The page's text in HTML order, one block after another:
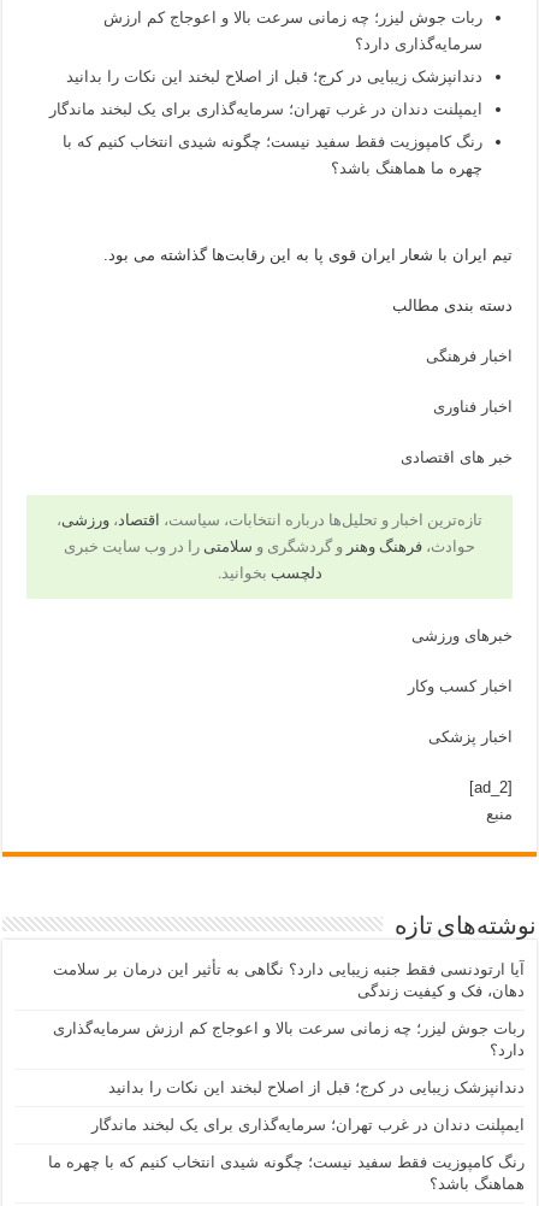
ربات جوش لیزر؛ چه زمانی سرعت بالا و اعوجاج کم ارزش
سرمایه‌گذاری دارد؟
دندانپزشک زیبایی در کرج؛ قبل از اصلاح لبخند این نکات را بدانید
ایمپلنت دندان در غرب تهران؛ سرمایه‌گذاری برای یک لبخند ماندگار
رنگ کامپوزیت فقط سفید نیست؛ چگونه شیدی انتخاب کنیم که با
چهره ما هماهنگ باشد؟
تیم ایران با شعار ایران قوی پا به این رقابت‌ها گذاشته می بود.
دسته بندی مطالب
اخبار فرهنگی
اخبار فناوری
خبر های اقتصادی
تازه‌ترین اخبار و تحلیل‌ها درباره انتخابات، سیاست، اقتصاد، ورزشی،
حوادث، فرهنگ وهنر و گردشگری و سلامتی را در وب سایت خبری
دلچسب بخوانید.
خبرهای ورزشی
اخبار کسب وکار
اخبار پزشکی
[ad_2]
منبع
نوشته‌های تازه
آیا ارتودنسی فقط جنبه زیبایی دارد؟ نگاهی به تأثیر این درمان بر سلامت
دهان، فک و کیفیت زندگی
ربات جوش لیزر؛ چه زمانی سرعت بالا و اعوجاج کم ارزش سرمایه‌گذاری
دارد؟
دندانپزشک زیبایی در کرج؛ قبل از اصلاح لبخند این نکات را بدانید
ایمپلنت دندان در غرب تهران؛ سرمایه‌گذاری برای یک لبخند ماندگار
رنگ کامپوزیت فقط سفید نیست؛ چگونه شیدی انتخاب کنیم که با چهره ما
هماهنگ باشد؟